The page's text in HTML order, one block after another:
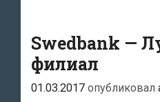
Swedbank —
филиал
01.03.2017 опубликовал